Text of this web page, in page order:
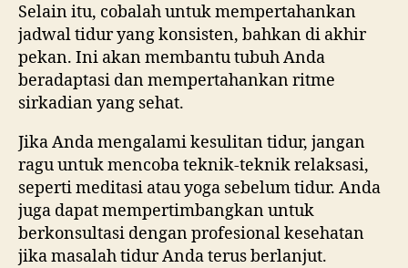
Selain itu, cobalah untuk mempertahankan
jadwal tidur yang konsisten, bahkan di akhir
pekan. Ini akan membantu tubuh Anda
beradaptasi dan mempertahankan ritme
sirkadian yang sehat.
Jika Anda mengalami kesulitan tidur, jangan
ragu untuk mencoba teknik-teknik relaksasi,
seperti meditasi atau yoga sebelum tidur. Anda
juga dapat mempertimbangkan untuk
berkonsultasi dengan profesional kesehatan
jika masalah tidur Anda terus berlanjut.